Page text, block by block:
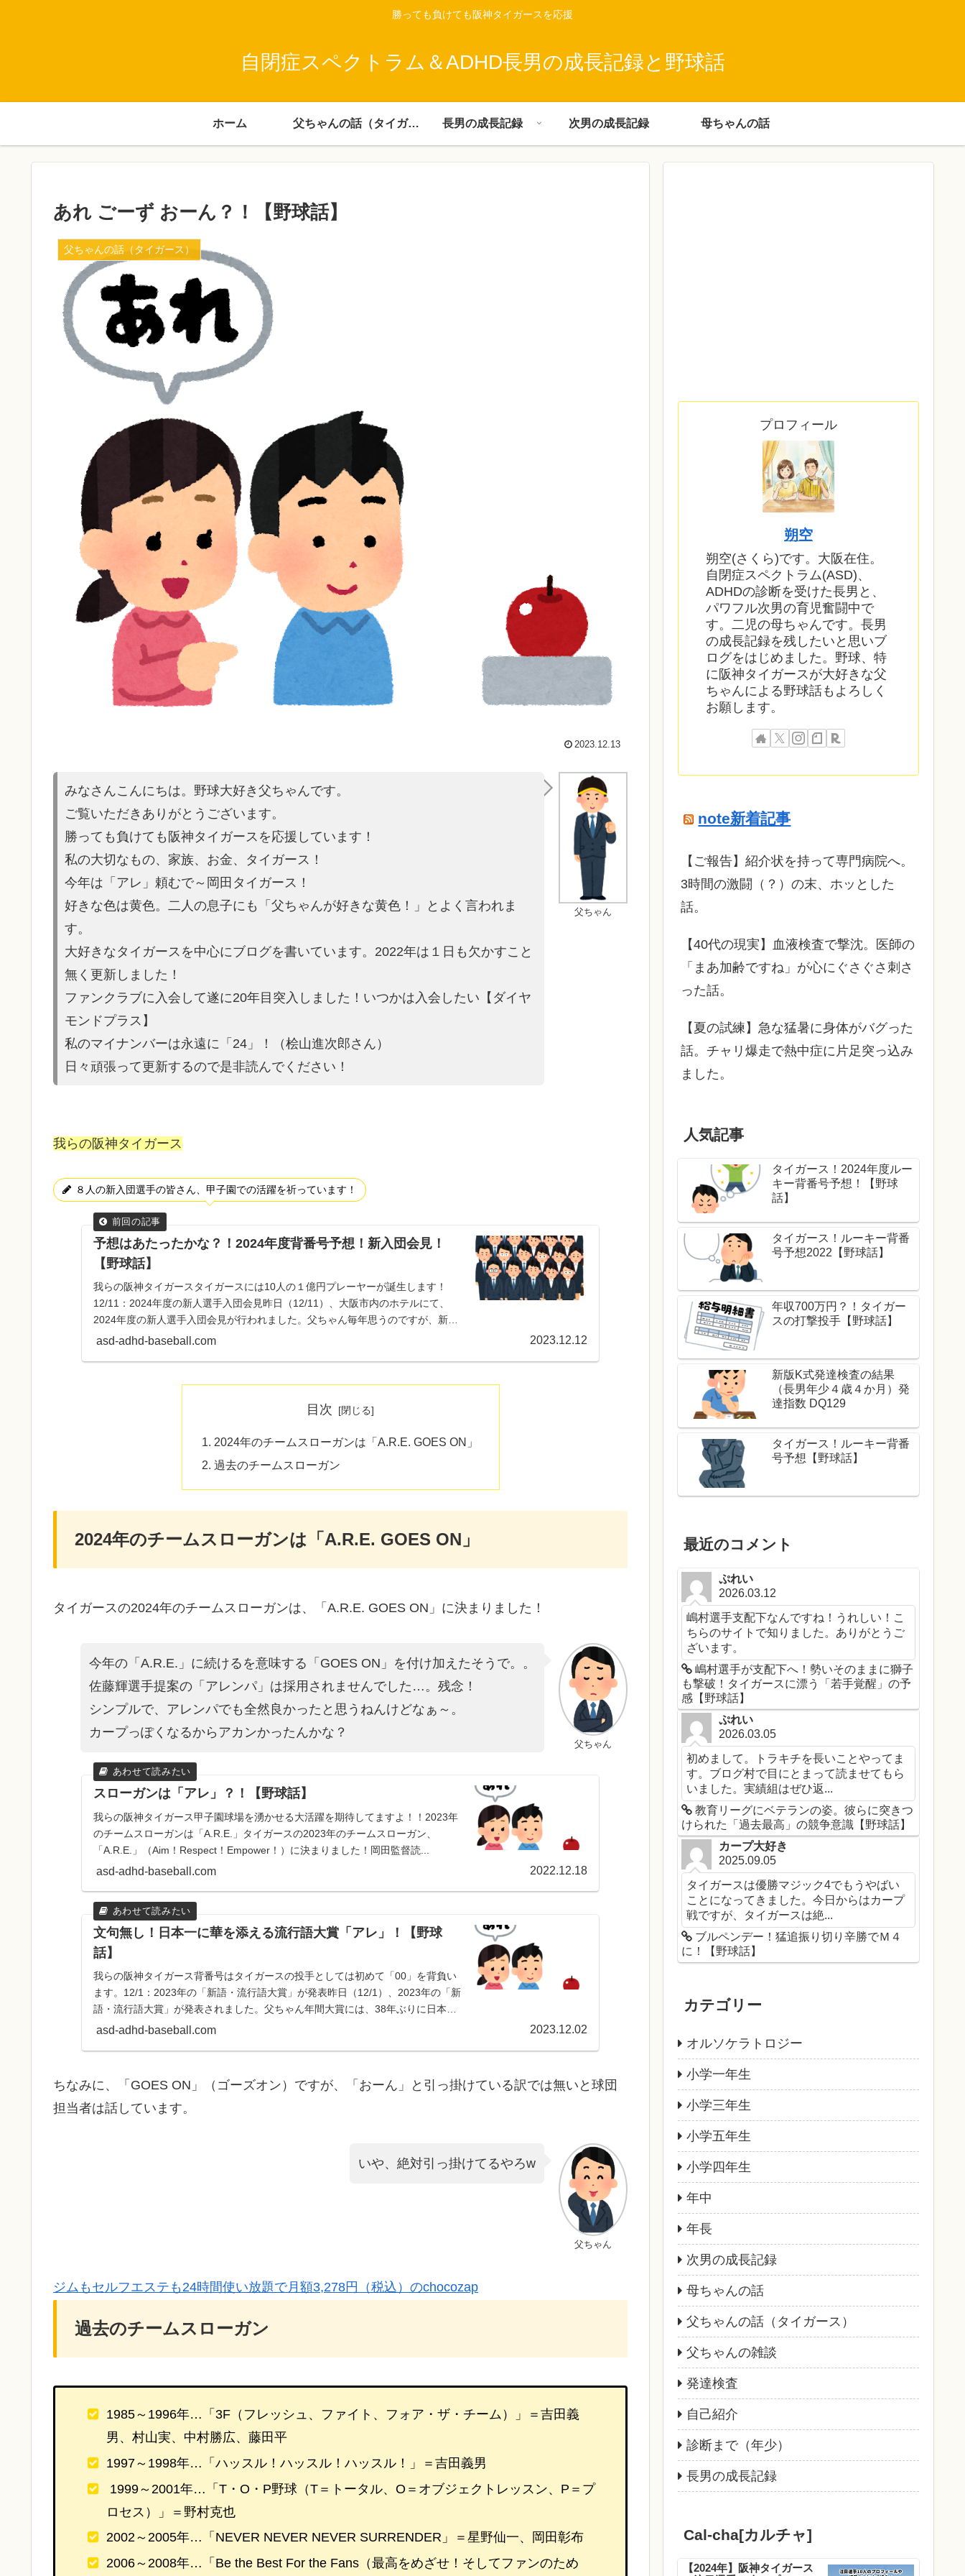
勝っても負けても阪神タイガースを応援
自閉症スペクトラム＆ADHD長男の成長記録と野球話
ホーム 父ちゃんの話（タイガース） 長男の成長記録 次男の成長記録 母ちゃんの話
あれ ごーず おーん？！【野球話】
父ちゃんの話（タイガース）
2023.12.13
父ちゃん
みなさんこんにちは。野球大好き父ちゃんです。
ご覧いただきありがとうございます。
勝っても負けても阪神タイガースを応援しています！
私の大切なもの、家族、お金、タイガース！
今年は「アレ」頼むで～岡田タイガース！
好きな色は黄色。二人の息子にも「父ちゃんが好きな黄色！」とよ く言われま
す。
大好きなタイガースを中心にブログを書いています。2022年は １日も欠かすこと
無く更新しました！
ファンクラブに入会して遂に20年目突入しました！いつかは入会 したい【ダイヤ
モンドプラス】
私のマイナンバーは永遠に「24」！（桧山進次郎さん）
日々頑張って更新するので是非読んでください！
我らの阪神タイガース
８人の新入団選手の皆さん、甲子園での活躍を祈っています！
予想はあたったかな？！2024年度背番号予想！新入団会見！
【野球話】
我らの阪神タイガースタイガースには10人の１億円プレーヤーが誕生します！
12/11：2024年度の新人選手入団会見昨日（12/11）、大阪市内のホテルにて、
2024年度の新人選手入団会見が行われました。父ちゃん毎年思うのですが、新入
団会見っ...
asd-adhd-baseball.com 2023.12.12
目次
2024年のチームスローガンは「A.R.E. GOES ON」
過去のチームスローガン
2024年のチームスローガンは「A.R.E. GOES ON」
タイガースの2024年のチームスローガンは、「A.R.E. GOES ON」に決まりました！
父ちゃん
今年の「A.R.E.」に続けるを意味する「GOES ON」を付け加えたそうで。。
佐藤輝選手提案の「アレンパ」は採用されませんでした…。残念！
シンプルで、アレンパでも全然良かったと思うねんけどなぁ～。
カープっぽくなるからアカンかったんかな？
スローガンは「アレ」？！【野球話】
我らの阪神タイガース甲子園球場を湧かせる大活躍を期待してますよ！！2023年
のチームスローガンは「A.R.E.」タイガースの2023年のチームスローガン、
「A.R.E.」（Aim！Respect！Empower！）に決まりました！岡田監督読...
asd-adhd-baseball.com 2022.12.18
文句無し！日本一に華を添える流行語大賞「アレ」！【野球
話】
我らの阪神タイガース背番号はタイガースの投手としては初めて「00」を背負い
ます。12/1：2023年の「新語・流行語大賞」が発表昨日（12/1）、2023年の「新
語・流行語大賞」が発表されました。父ちゃん年間大賞には、38年ぶりに日本一
に輝...
asd-adhd-baseball.com 2023.12.02
ちなみに、「GOES ON」（ゴーズオン）ですが、「おーん」と引っ掛けている訳では無いと球団
担当者は話しています。
父ちゃん
いや、絶対引っ掛けてるやろw
ジムもセルフエステも24時間使い放題で月額3,278円（税込）のchocozap
過去のチームスローガン
1985～1996年…「3F（フレッシュ、ファイト、フォア・ザ・チーム）」＝吉田義
男、村山実、中村勝広、藤田平
1997～1998年…「ハッスル！ハッスル！ハッスル！」＝吉田義男
1999～2001年…「T・O・P野球（T＝トータル、O＝オブジェクトレッスン、P＝プ
ロセス）」＝野村克也
2002～2005年…「NEVER NEVER NEVER SURRENDER」＝星野仙一、岡田彰布
2006～2008年…「Be the Best For the Fans（最高をめざせ！そしてファンのため
プロフィール
朔空
朔空(さくら)です。大阪在住。
自閉症スペクトラム(ASD)、
ADHDの診断を受けた長男と、
パワフル次男の育児奮闘中で
す。二児の母ちゃんです。長男
の成長記録を残したいと思いブ
ログをはじめました。野球、特
に阪神タイガースが大好きな父
ちゃんによる野球話もよろしく
お願します。
note新着記事
​【ご報告】紹介状を持って専門病院へ。
3時間の激闘（？）の末、ホッとした
話。
【40代の現実】血液検査で撃沈。医師の
「まあ加齢ですね」が心にぐさぐさ刺さ
った話。
【夏の試練】急な猛暑に身体がバグった
話。チャリ爆走で熱中症に片足突っ込み
ました。
人気記事
タイガース！2024年度ルー
キー背番号予想！【野球
話】
タイガース！ルーキー背番
号予想2022【野球話】
年収700万円？！タイガー
スの打撃投手【野球話】
新版K式発達検査の結果
（長男年少４歳４か月）発
達指数 DQ129
タイガース！ルーキー背番
号予想【野球話】
最近のコメント
ぷれい
2026.03.12
嶋村選手支配下なんですね！うれしい！こ
ちらのサイトで知りました。ありがとうご
ざいます。
嶋村選手が支配下へ！勢いそのままに獅子
も撃破！タイガースに漂う「若手覚醒」の予
感【野球話】
ぷれい
2026.03.05
初めまして。トラキチを長いことやってま
す。ブログ村で目にとまって読ませてもら
いました。実績組はぜひ返...
教育リーグにベテランの姿。彼らに突きつ
けられた「過去最高」の競争意識【野球話】
カープ大好き
2025.09.05
タイガースは優勝マジック4でもうやばい
ことになってきました。今日からはカープ
戦ですが、タイガースは絶...
ブルペンデー！猛追振り切り辛勝でＭ４
に！【野球話】
カテゴリー
オルソケラトロジー
小学一年生
小学三年生
小学五年生
小学四年生
年中
年長
次男の成長記録
母ちゃんの話
父ちゃんの話（タイガース）
父ちゃんの雑談
発達検査
自己紹介
診断まで（年少）
長男の成長記録
Cal-cha[カルチャ]
【2024年】阪神タイガース